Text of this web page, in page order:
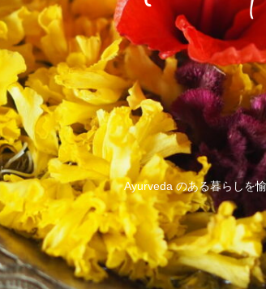
Ayurveda のある暮らしを